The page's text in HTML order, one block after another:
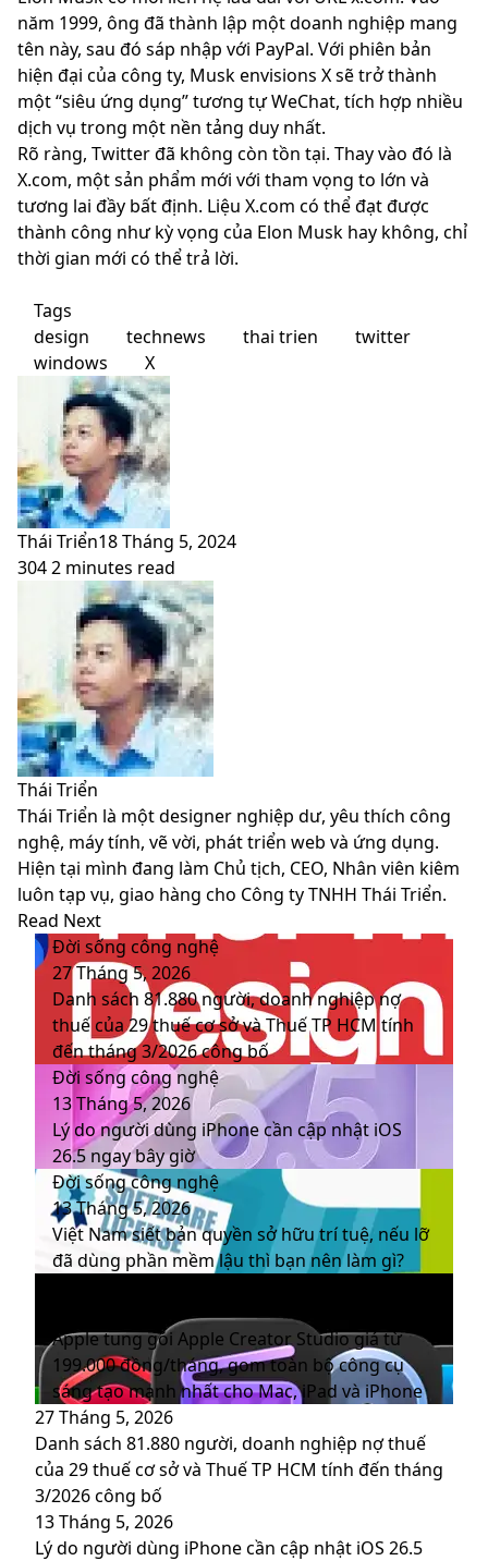
năm 1999, ông đã thành lập một doanh nghiệp mang
tên này, sau đó sáp nhập với PayPal. Với phiên bản
hiện đại của công ty, Musk envisions X sẽ trở thành
một “siêu ứng dụng” tương tự WeChat, tích hợp nhiều
dịch vụ trong một nền tảng duy nhất.
Rõ ràng, Twitter đã không còn tồn tại. Thay vào đó là
X.com, một sản phẩm mới với tham vọng to lớn và
tương lai đầy bất định. Liệu X.com có thể đạt được
thành công như kỳ vọng của Elon Musk hay không, chỉ
thời gian mới có thể trả lời.
Tags
design
technews thai trien
twitter
windows
X
Thái Triển18 Tháng 5, 2024
3042 minutes read
Facebook
LinkedIn
Pinterest
Messenger
Messenger
WhatsApp
Telegram
Facebook
LinkedIn
Pinterest
Messenger
Messenger
WhatsApp
Telegram
Thái Triển
Thái Triển là một designer nghiệp dư, yêu thích công
nghệ, máy tính, vẽ vời, phát triển web và ứng dụng.
Hiện tại mình đang làm Chủ tịch, CEO, Nhân viên kiêm
luôn tạp vụ, giao hàng cho Công ty TNHH Thái Triển.
Website
Facebook
LinkedIn
YouTube
Read Next
Đời sống công nghệ
27 Tháng 5, 2026
Danh sách 81.880‬ người, doanh nghiệp nợ
thuế của 29 thuế cơ sở và Thuế TP HCM tính
đến tháng 3/2026 công bố
Đời sống công nghệ
13 Tháng 5, 2026
Lý do người dùng iPhone cần cập nhật iOS
26.5 ngay bây giờ
Đời sống công nghệ
13 Tháng 5, 2026
Việt Nam siết bản quyền sở hữu trí tuệ, nếu lỡ
đã dùng phần mềm lậu thì bạn nên làm gì?
14 Tháng 1, 2026
Apple tung gói Apple Creator Studio giá từ
199.000 đồng/tháng, gom toàn bộ công cụ
sáng tạo mạnh nhất cho Mac, iPad và iPhone
27 Tháng 5, 2026
Danh sách 81.880‬ người, doanh nghiệp nợ thuế
của 29 thuế cơ sở và Thuế TP HCM tính đến tháng
3/2026 công bố
13 Tháng 5, 2026
Lý do người dùng iPhone cần cập nhật iOS 26.5